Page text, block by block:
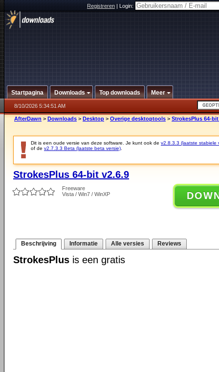
Registreren|Login:
Startpagina Downloads Top downloads Meer
8/10/2026 5:34:51 AM
AfterDawn > Downloads > Desktop > Overige desktoptools > StrokesPlus 64-bit
Dit is een oude versie van deze software. Je kunt ook de v2.8.3.3 (laatste stabiele
of de v2.7.3.3 Beta (laatste beta versie)
StrokesPlus 64-bit v2.6.9
Freeware
Vista / Win7 / WinXP
Beschrijving Informatie Alle versies Reviews
StrokesPlus is een gratis